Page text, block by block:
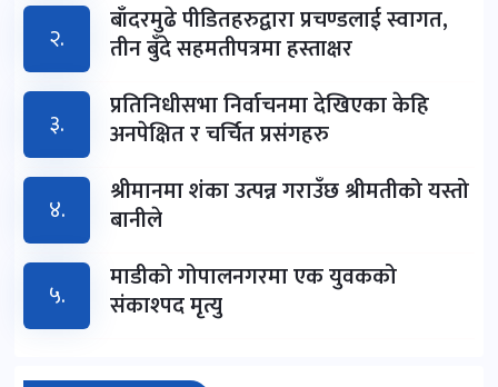
२.
बाँदरमुढे पीडितहरुद्वारा प्रचण्डलाई स्वागत,
तीन बुँदे सहमतीपत्रमा हस्ताक्षर
३.
प्रतिनिधीसभा निर्वाचनमा देखिएका केहि
अनपेक्षित र चर्चित प्रसंगहरु
४.
श्रीमानमा शंका उत्पन्न गराउँछ श्रीमतीको यस्तो
बानीले
५.
माडीको गोपालनगरमा एक युवकको
संकाश्पद मृत्यु